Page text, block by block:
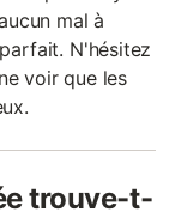
mal à
N'hésitez
voir que les
trouve-t-